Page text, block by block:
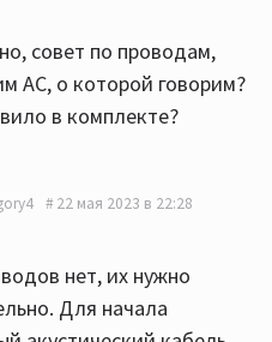
совет по проводам,
АС, о которой говорим?
в комплекте?
22 мая 2023 в 22:28
нет, их нужно
Для начала